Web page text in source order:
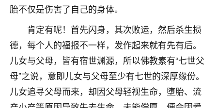
胎不仅是伤害了自己的身体。
肯定有呢！首先闪身，其次败运，然后杀生损
德，每个人的福报不一样，发作起来就有先有后。
儿女与父母，皆有宿世渊源，所以佛教素有“七世父
母”之说，意即儿女与父母至少有七世的深厚缘份。
儿女追寻父母而来，却因父母轻视生命，堕胎、流
梦醒时分
我女儿高二叛逆，大半年不上学，一说她就要死要活
的，把我们两口子愁的不行，朋友给我推荐的慧来老
师，一开始我是病急乱投医，这半年来，法事一个个
做完，我女儿跟变了个人一样，不期望她能考多好的
大学，只要能安安稳稳的把书读了，身体心理都健健
康康的我就很知足了！
鹿森：可怜天下父母心啊！